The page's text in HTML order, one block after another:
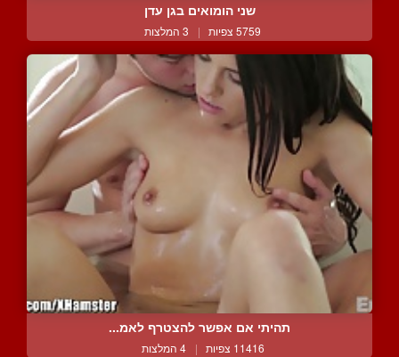
שני הומואים בגן עדן
5759 צפיות | 3 המלצות
תהיתי אם אפשר להצטרף לאמ...
11416 צפיות | 4 המלצות